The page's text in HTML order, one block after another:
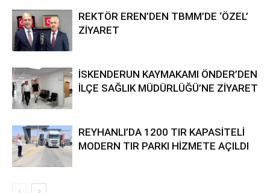
REKTÖR EREN’DEN TBMM’DE ‘ÖZEL’
ZİYARET
İSKENDERUN KAYMAKAMI ÖNDER’DEN
İLÇE SAĞLIK MÜDÜRLÜĞÜ’NE ZİYARET
REYHANLI’DA 1200 TIR KAPASİTELİ
MODERN TIR PARKI HİZMETE AÇILDI